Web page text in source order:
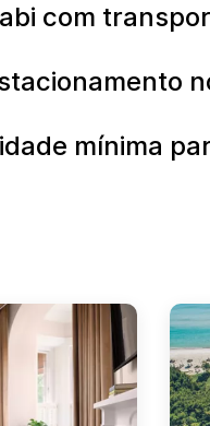
com
mínima